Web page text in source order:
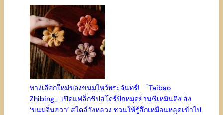
ทางเลือกใหม่ของขนมไหว้พระจันทร์! 「Taibao
Zhibing」เปิดแฟล็กชิปสโตร์ปักหมุดย่านซีเหมินติง ส่ง
‘ขนมจิ่นฮวา’ สไตล์วังหลวง ชวนให้รู้สึกเหมือนหลุดเข้าไป